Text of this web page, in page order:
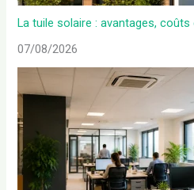
La tuile solaire : avantages,
07/08/2026